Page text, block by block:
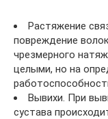
Растяжение
повреждение
чрезмерного
целыми, но на
Вывихи. При
сустава